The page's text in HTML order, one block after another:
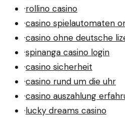
·rollino casino
·casino spielautomaten
·casino ohne deutsche
·spinanga casino login
·casino sicherheit
·casino rund um die uhr
·casino auszahlung
·lucky dreams casino